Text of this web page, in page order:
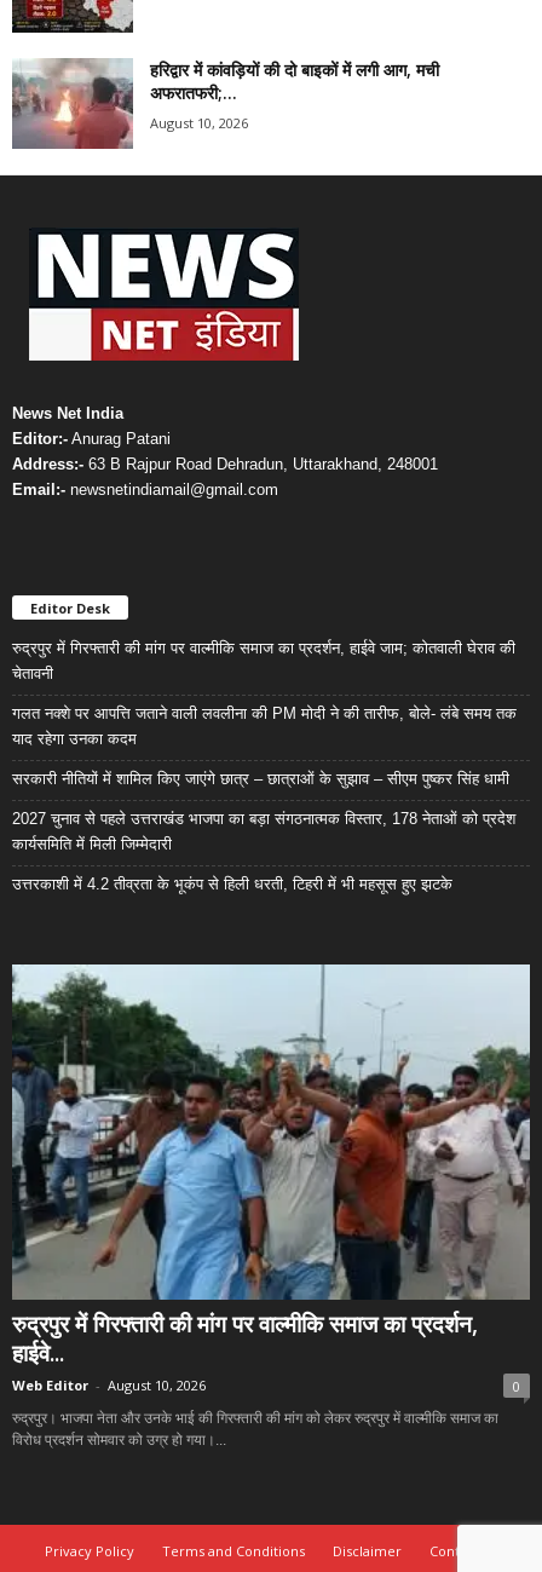
हरिद्वार में कांवड़ियों की दो बाइकों में लगी आग, मची
अफरातफरी;...
August 10, 2026
News Net India
Editor:- Anurag Patani
Address:- 63 B Rajpur Road Dehradun, Uttarakhand, 248001
Email:- newsnetindiamail@gmail.com
Editor Desk
रुद्रपुर में गिरफ्तारी की मांग पर वाल्मीकि समाज का प्रदर्शन, हाईवे जाम; कोतवाली घेराव की
चेतावनी
गलत नक्शे पर आपत्ति जताने वाली लवलीना की PM मोदी ने की तारीफ, बोले- लंबे समय तक
याद रहेगा उनका कदम
सरकारी नीतियों में शामिल किए जाएंगे छात्र – छात्राओं के सुझाव – सीएम पुष्कर सिंह धामी
2027 चुनाव से पहले उत्तराखंड भाजपा का बड़ा संगठनात्मक विस्तार, 178 नेताओं को प्रदेश
कार्यसमिति में मिली जिम्मेदारी
उत्तरकाशी में 4.2 तीव्रता के भूकंप से हिली धरती, टिहरी में भी महसूस हुए झटके
रुद्रपुर में गिरफ्तारी की मांग पर वाल्मीकि समाज का प्रदर्शन,
हाईवे...
Web Editor - August 10, 2026 0
रुद्रपुर। भाजपा नेता और उनके भाई की गिरफ्तारी की मांग को लेकर रुद्रपुर में वाल्मीकि समाज का
विरोध प्रदर्शन सोमवार को उग्र हो गया।...
Privacy Policy Terms and Conditions Disclaimer Contact Us